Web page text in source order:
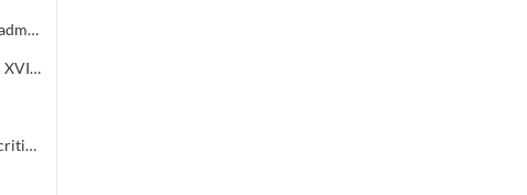
Paroisses et communes de France : dictionnaire d'histoire administrative et démographique : Gard
Les Capucins dans l'histoire d'Alès : l'église Saint-Joseph du XVIIIe siècle à nos jours
L'Intendance de Languedoc à la fin du XVIIe siècle : édition critique du mémoire "Pour l'instruction du duc de Bourgogne"